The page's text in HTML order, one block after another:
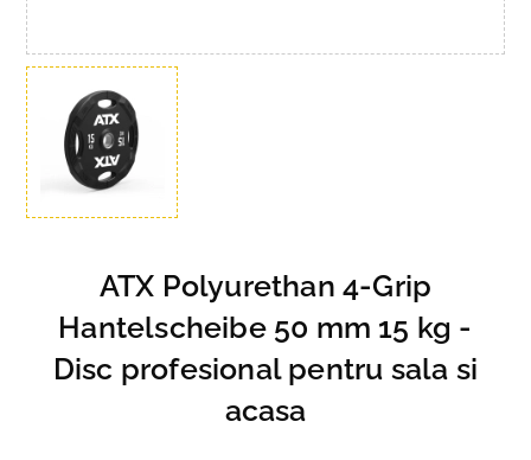
ATX Polyurethan 4-Grip
Hantelscheibe 50 mm 15 kg -
Disc profesional pentru sala si
acasa